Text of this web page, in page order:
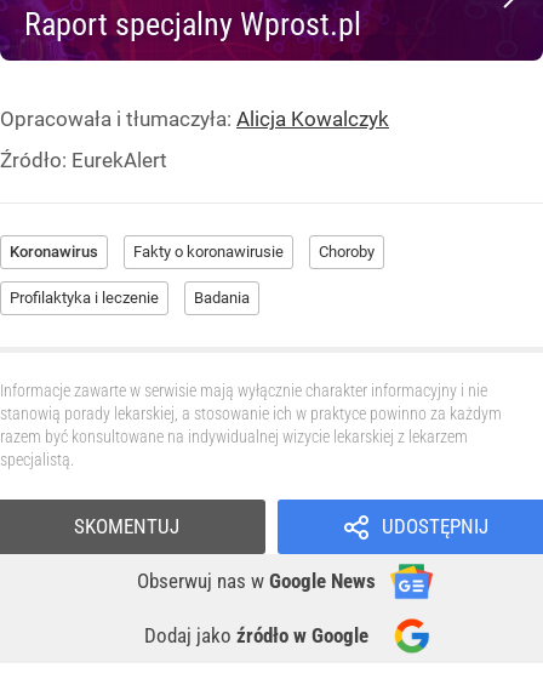
Raport specjalny Wprost.pl
Opracowała i tłumaczyła: Alicja Kowalczyk
Źródło: EurekAlert
Koronawirus Fakty o koronawirusie Choroby
Profilaktyka i leczenie Badania
Informacje zawarte w serwisie mają wyłącznie charakter informacyjny i nie
stanowią porady lekarskiej, a stosowanie ich w praktyce powinno za każdym
razem być konsultowane na indywidualnej wizycie lekarskiej z lekarzem
specjalistą.
UDOSTĘPNIJ
Obserwuj nas w Google News
Dodaj jako źródło w Google
SKOMENTUJ